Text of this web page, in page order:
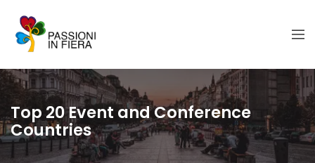
Top 20 Event and Conference
Countries